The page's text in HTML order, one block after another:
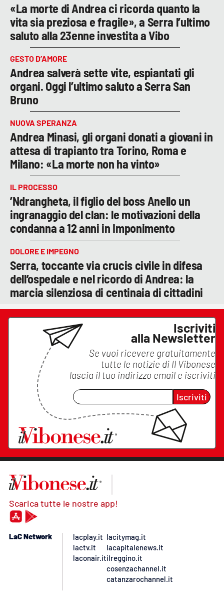
«La morte di Andrea ci ricorda quanto la
vita sia preziosa e fragile», a Serra l’ultimo
saluto alla 23enne investita a Vibo
GESTO D’AMORE
Andrea salverà sette vite, espiantati gli
organi. Oggi l’ultimo saluto a Serra San
Bruno
NUOVA SPERANZA
Andrea Minasi, gli organi donati a giovani in
attesa di trapianto tra Torino, Roma e
Milano: «La morte non ha vinto»
IL PROCESSO
’Ndrangheta, il figlio del boss Anello un
ingranaggio del clan: le motivazioni della
condanna a 12 anni in Imponimento
DOLORE E IMPEGNO
Serra, toccante via crucis civile in difesa
dell’ospedale e nel ricordo di Andrea: la
marcia silenziosa di centinaia di cittadini
Iscriviti
alla Newsletter
Se vuoi ricevere gratuitamente
tutte le notizie di Il Vibonese
lascia il tuo indirizzo email e iscriviti
Iscriviti
Scarica tutte le nostre app!
LaC Network
lacplay.it
lactv.it
laconair.it
lacitymag.it
lacapitalenews.it
ilreggino.it
cosenzachannel.it
catanzarochannel.it